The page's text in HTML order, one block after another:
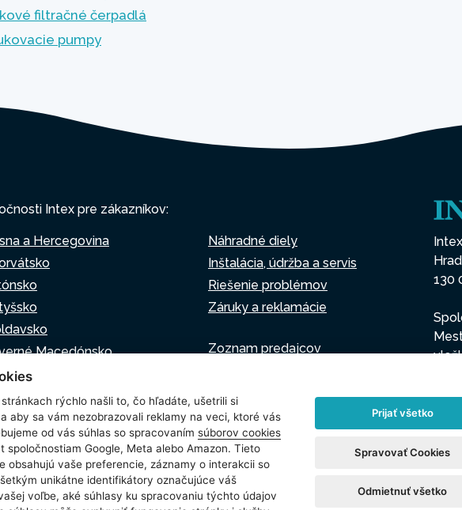
filtračné čerpadlá
pumpy
Intex pre zákazníkov:
a Hercegovina
Macedónsko
Náhradné diely
Inštalácia, údržba a servis
Riešenie problémov
Záruky a reklamácie
Zoznam predajcov
používania súborov cookie Nastavenie cookies
130
rýchlo našli to, čo hľadáte, ušetrili si
aby sa vám nezobrazovali reklamy na veci, ktoré vás
od vás súhlas so spracovaním súborov cookies
spoločnostiam Google, Meta alebo Amazon. Tieto
obsahujú vaše preferencie, záznamy o interakcii so
unikátne identifikátory označujúce váš
voľbe, aké súhlasy ku spracovaniu týchto údajov
Prijať všetko
Spravovať Cookies
Odmietnuť všetko